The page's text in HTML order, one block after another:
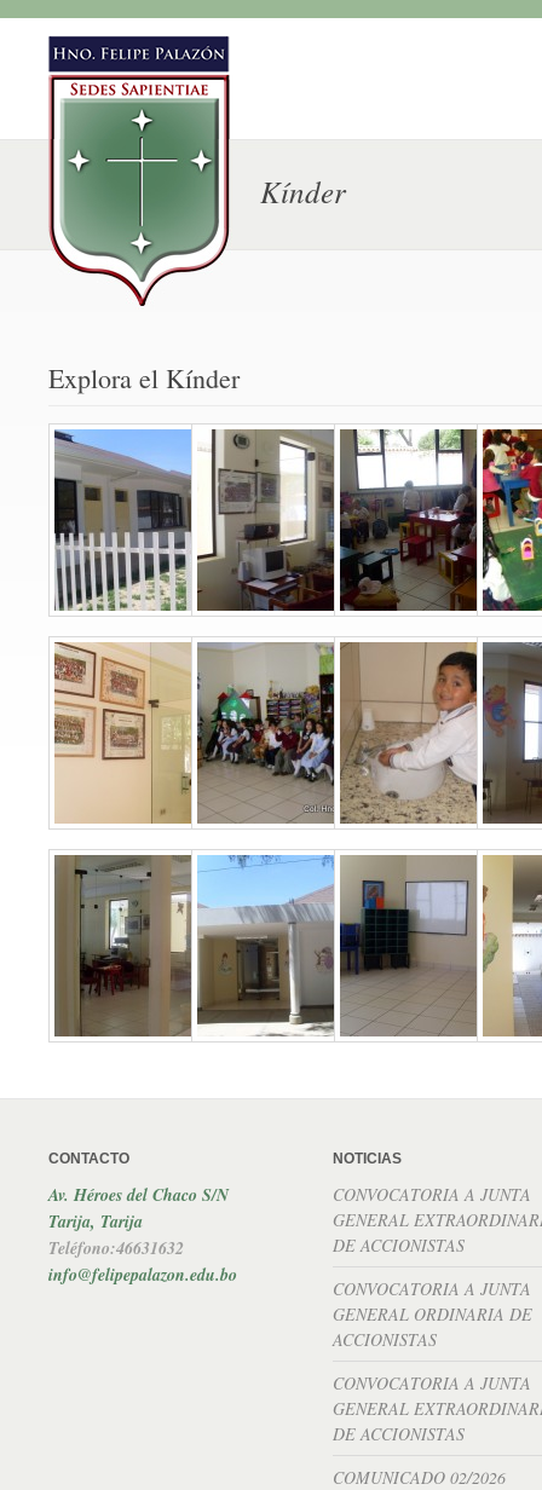
Kínder
Explora el Kínder
CONTACTO
Av. Héroes del Chaco S/N
Tarija, Tarija
Teléfono:46631632
info@felipepalazon.edu.bo
NOTICIAS
CONVOCATORIA A JUNTA
GENERAL
DE ACCIONISTAS
CONVOCATORIA A JUNTA
GENERAL ORDINARIA DE
ACCIONISTAS
CONVOCATORIA A JUNTA
GENERAL
DE ACCIONISTAS
COMUNICADO 02/2026